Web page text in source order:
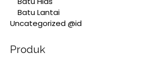
Batu Lantai
Uncategorized @id
Produk